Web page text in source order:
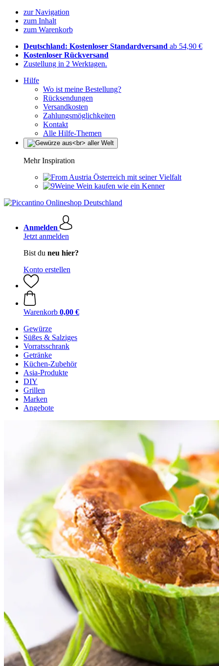
zur Navigation
zum Inhalt
zum Warenkorb
Deutschland: Kostenloser Standardversand ab 54,90 €
Kostenloser Rückversand
Zustellung in 2 Werktagen.
Hilfe
Wo ist meine Bestellung?
Rücksendungen
Versandkosten
Zahlungsmöglichkeiten
Kontakt
Alle Hilfe-Themen
Mehr Inspiration
Österreich mit seiner Vielfalt
Wein kaufen wie ein Kenner
Anmelden
Jetzt anmelden
Bist du neu hier?
Konto erstellen
Warenkorb 0,00 €
Gewürze
Süßes & Salziges
Vorratsschrank
Getränke
Küchen-Zubehör
Asia-Produkte
DIY
Grillen
Marken
Angebote